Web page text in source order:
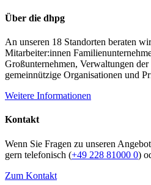
Über die dhpg
An unseren 18 Standorten beraten
Mitarbeiter:innen
Großunternehmen, Verwaltungen
gemeinnützige Organisationen und
Weitere Informationen
Kontakt
Wenn Sie Fragen zu unseren
gern telefonisch (+49 228 81000 0)
Zum Kontakt